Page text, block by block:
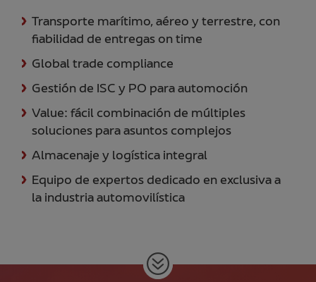
Transporte marítimo, aéreo y terrestre, con
fiabilidad de entregas on time
Global trade compliance
Gestión de ISC y PO para automoción
Value: fácil combinación de múltiples
soluciones para asuntos complejos
Almacenaje y logística integral
Equipo de expertos dedicado en exclusiva a
la industria automovilística